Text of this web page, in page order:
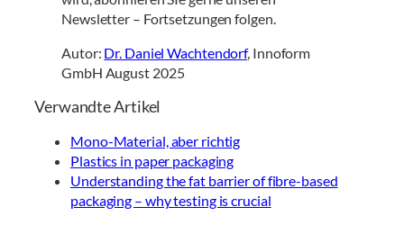
Newsletter – Fortsetzungen folgen.
Autor: Dr. Daniel Wachtendorf, Innoform
GmbH August 2025
Verwandte Artikel
Mono-Material, aber richtig
Plastics in paper packaging
Understanding the fat barrier of fibre-based
packaging – why testing is crucial